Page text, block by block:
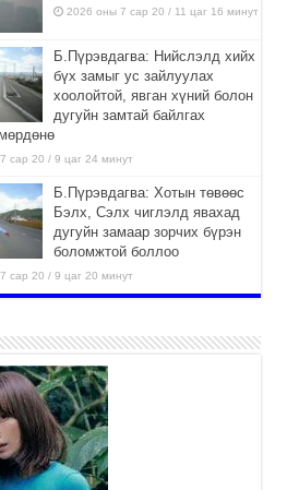
2026 оны 7 сар 20 / 11 цаг 16 минут
Б.Пүрэвдагва: Нийслэлд хийх
бүх замыг ус зайлуулах
хоолойтой, явган хүний болон
дугуйн замтай байлгах
сар 20 / 9 цаг 24 минут
Б.Пүрэвдагва: Хотын төвөөс
Бэлх, Сэлх чиглэлд явахад
дугуйн замаар зорчих бүрэн
боломжтой боллоо
сар 20 / 9 цаг 20 минут
шугам хоолойн ажил 80
хувьтай үргэлжилж байна
сар 20 / 9 цаг 14 минут
Усархаг аадар бороо орж
байгаа тул аюулгүй байдлаа
хангаж, үер усны аюулаас
сэрэмжлэхийг нийслэлийн